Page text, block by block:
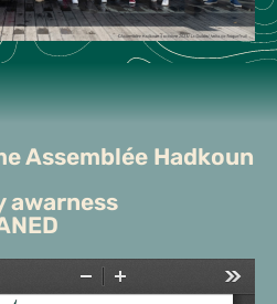
Assemblée Hadkoun
awarness